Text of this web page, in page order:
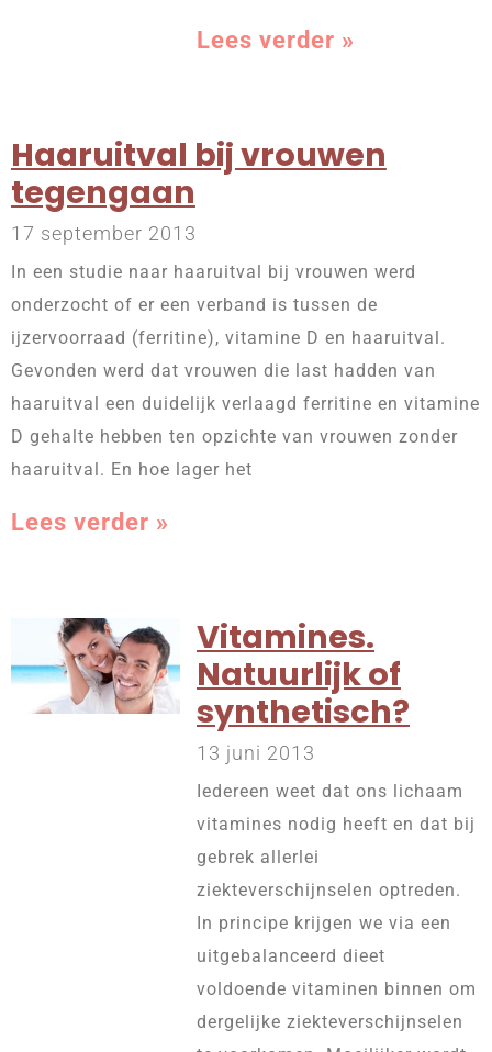
Lees verder »
Haaruitval bij vrouwen
tegengaan
17 september 2013
In een studie naar haaruitval bij vrouwen werd
onderzocht of er een verband is tussen de
ijzervoorraad (ferritine), vitamine D en haaruitval.
Gevonden werd dat vrouwen die last hadden van
haaruitval een duidelijk verlaagd ferritine en vitamine
D gehalte hebben ten opzichte van vrouwen zonder
haaruitval. En hoe lager het
Lees verder »
Vitamines.
Natuurlijk of
synthetisch?
13 juni 2013
Iedereen weet dat ons lichaam
vitamines nodig heeft en dat bij
gebrek allerlei
ziekteverschijnselen optreden.
In principe krijgen we via een
uitgebalanceerd dieet
voldoende vitaminen binnen om
dergelijke ziekteverschijnselen